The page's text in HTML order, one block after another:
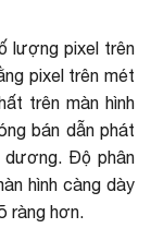
lượng pixel trên
pixel trên mét
trên màn hình
bán dẫn phát
dương. Độ phân
hình càng dày
ràng hơn.